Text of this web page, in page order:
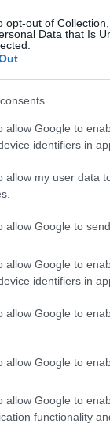
opt-out of
Data that Is
allow Google to
identifiers in
allow my user data
allow Google to
allow Google to
identifiers in
allow Google to
allow Google to
allow Google to
functionality